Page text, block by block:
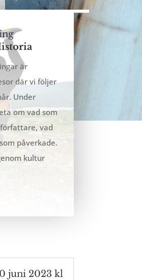
är
där vi följer
Under
om vad som
vad
påverkade.
kultur
juni 2023 kl